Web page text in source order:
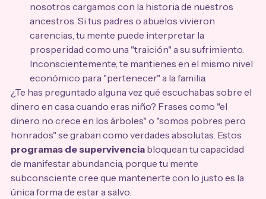
nosotros cargamos con la historia de nuestros
ancestros. Si tus padres o abuelos vivieron
carencias, tu mente puede interpretar la
prosperidad como una "traición" a su sufrimiento.
Inconscientemente, te mantienes en el mismo nivel
económico para "pertenecer" a la familia.
¿Te has preguntado alguna vez qué escuchabas sobre el
dinero en casa cuando eras niño? Frases como "el
dinero no crece en los árboles" o "somos pobres pero
honrados" se graban como verdades absolutas. Estos
programas de supervivencia bloquean tu capacidad
de manifestar abundancia, porque tu mente
subconsciente cree que mantenerte con lo justo es la
única forma de estar a salvo.